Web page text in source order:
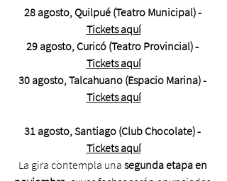
28 agosto, Quilpué (Teatro Municipal) -
Tickets aquí
29 agosto, Curicó (Teatro Provincial) -
Tickets aquí
30 agosto, Talcahuano (Espacio Marina) -
Tickets aquí
31 agosto, Santiago (Club Chocolate) -
Tickets aquí
La gira contempla una segunda etapa en